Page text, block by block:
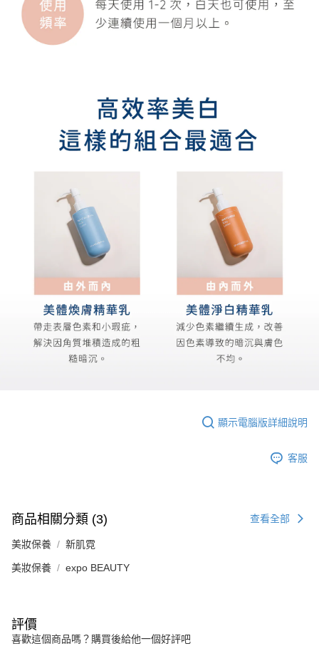
顯示電腦版詳細說明
客服
商品相關分類 (3) 查看全部
美妝保養 新肌霓
美妝保養 expo BEAUTY
評價
喜歡這個商品嗎？購買後給他一個好評吧